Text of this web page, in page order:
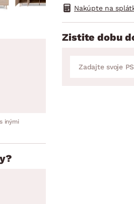
Nakúpte na
Zistite dobu
inými